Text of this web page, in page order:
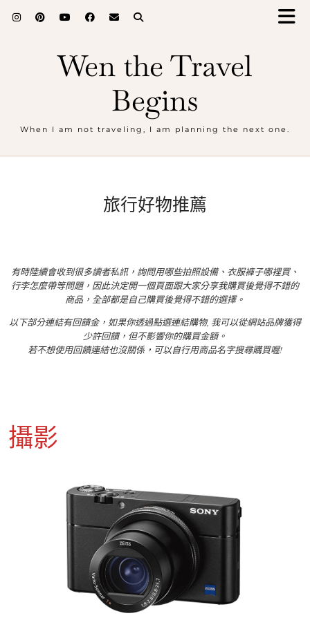
Wen the Travel
Begins
When I am not traveling, I am planning the next one.
旅行好物推薦
有時陸續會收到很多讀者私訊，詢問用哪些拍照設備、衣服褲子哪裡買、
行李怎麼帶等問題，因此決定開一個頁面跟大家分享我購買後覺得不錯的
商品，全部都是自己購買後覺得不錯的選擇。
以下部分連結有回饋金，如果你透過點選連結購物, 我可以從網站品牌獲得
少許回饋，但不影響你的購買金額。
若不想使用回饋連結也沒關係，可以自行用商品名字搜尋購買喔!
攝影